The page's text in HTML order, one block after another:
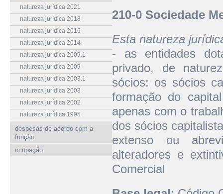
natureza jurídica 2021
natureza jurídica 2018
natureza jurídica 2016
natureza jurídica 2014
natureza jurídica 2009.1
natureza jurídica 2009
natureza jurídica 2003.1
natureza jurídica 2003
natureza jurídica 2002
natureza jurídica 1995
despesas de acordo com a
função
ocupação
210-0 Sociedade
Esta natureza
- as entidades
privado, de
sócios: os sócios
formação do
apenas com o
dos sócios
extenso ou
alteradores e
Comercial